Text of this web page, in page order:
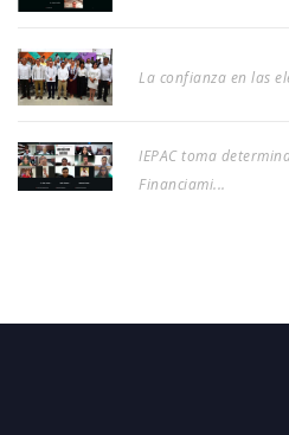
La confianza en las
IEPAC toma
Financiami...